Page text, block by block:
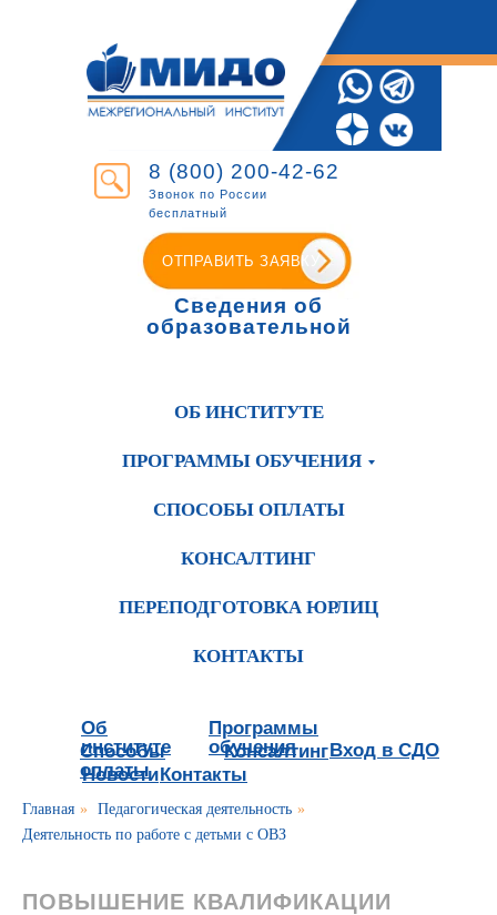
8 (800) 200-42-62
Звонок по России
бесплатный
ОТПРАВИТЬ ЗАЯВКУ
Сведения об
образовательной
ОБ ИНСТИТУТЕ
ПРОГРАММЫ ОБУЧЕНИЯ
СПОСОБЫ ОПЛАТЫ
КОНСАЛТИНГ
ПЕРЕПОДГОТОВКА ЮРЛИЦ
КОНТАКТЫ
Об
институте
Программы
обучения
Способы
оплаты
Консалтинг
Новости
Вход в СДО
Контакты
Главная » Педагогическая деятельность »
Деятельность по работе с детьми с ОВЗ
ПОВЫШЕНИЕ КВАЛИФИКАЦИИ